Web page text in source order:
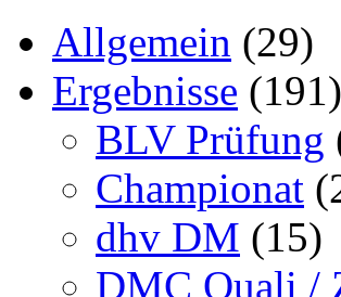
Allgemein (29)
Ergebnisse (191)
BLV Prüfung
Championat
dhv DM (15)
DMC Quali /